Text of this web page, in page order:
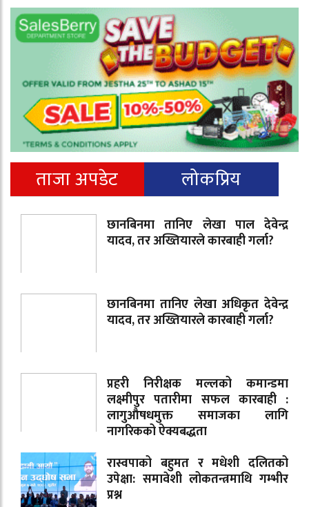
ताजा अपडेट लोकप्रिय
छानबिनमा तानिए लेखा पाल देवेन्द्र
यादव, तर अख्तियारले कारबाही गर्ला?
छानबिनमा तानिए लेखा अधिकृत देवेन्द्र
यादव, तर अख्तियारले कारबाही गर्ला?
प्रहरी निरीक्षक मल्लको कमान्डमा
लक्ष्मीपुर पतारीमा सफल कारबाही :
लागुऔषधमुक्त समाजका लागि
नागरिकको ऐक्यबद्धता
रास्वपाको बहुमत र मधेशी दलितको
उपेक्षा: समावेशी लोकतन्त्रमाथि गम्भीर
प्रश्न